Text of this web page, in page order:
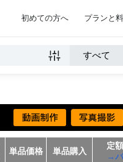
初めての方へ プランと
単品価格 単品購入
定
→